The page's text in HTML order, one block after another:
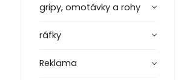
gripy, omotávky a rohy
ráfky
Reklama